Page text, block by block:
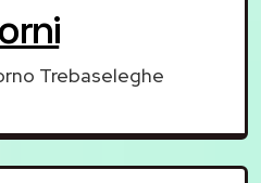
Trebaseleghe